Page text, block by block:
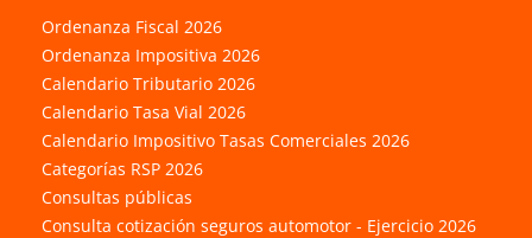
Ordenanza Fiscal 2026
Ordenanza Impositiva 2026
Calendario Tributario 2026
Calendario Tasa Vial 2026
Calendario Impositivo Tasas Comerciales 2026
Categorías RSP 2026
Consultas públicas
Consulta cotización seguros automotor - Ejercicio 2026